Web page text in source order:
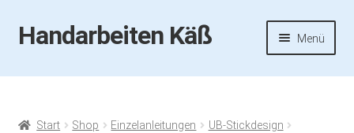
Zur
Navigation
Zum
Inhalt
Handarbeiten Käß Menü
Startseite
Aktuelles
Start Shop Einzelanleitungen
UB-Stickdesign